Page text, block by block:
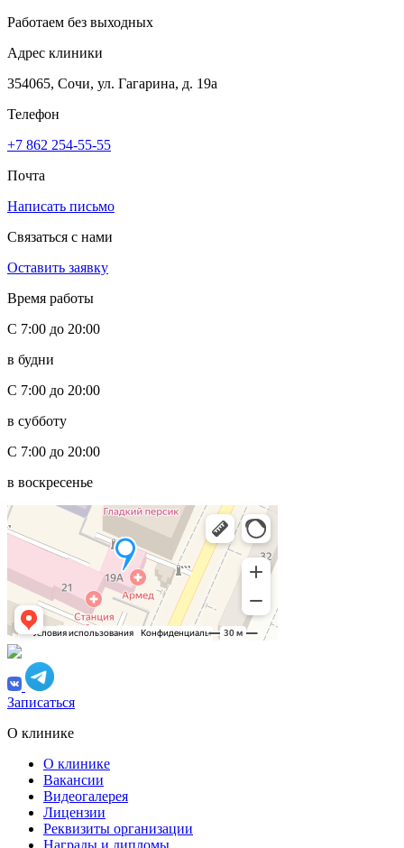
Работаем без выходных
Адрес клиники
354065, Сочи, ул. Гагарина, д. 19а
Телефон
+7 862 254-55-55
Почта
Написать письмо
Связаться с нами
Оставить заявку
Время работы
С 7:00 до 20:00
в будни
С 7:00 до 20:00
в субботу
С 7:00 до 20:00
в воскресенье
Записаться
О клинике
О клинике
Вакансии
Видеогалерея
Лицензии
Реквизиты организации
Награды и дипломы